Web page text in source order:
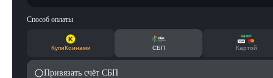
Способ оплаты
КупиКоинами СБП Картой
Привязать счёт СБП